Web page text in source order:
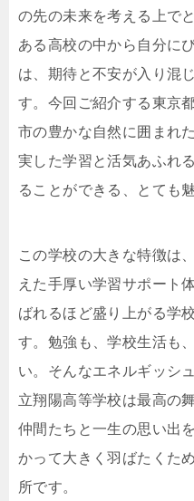
の先の未来を考える上で
ある高校の中から自分に
は、期待と不安が入り混
す。今回ご紹介する東京
市の豊かな自然に囲まれ
実した学習と活気あふれ
ることができる、とても
この学校の大きな特徴は
えた手厚い学習サポート
ばれるほど盛り上がる学
す。勉強も、学校生活も
い。そんなエネルギッシ
立翔陽高等学校は最高の
仲間たちと一生の思い出
かって大きく羽ばたくた
所です。